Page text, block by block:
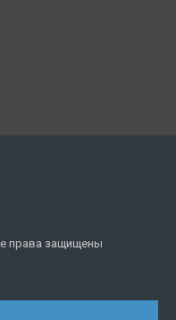
права защищены